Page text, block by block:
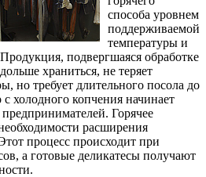
способа уровнем
поддерживаемой
температуры и
подвергшаяся обработке
храниться, не теряет
но требует длительного посола до
холодного копчения начинает
Горячее
расширения
процесс происходит при
а готовые деликатесы получают